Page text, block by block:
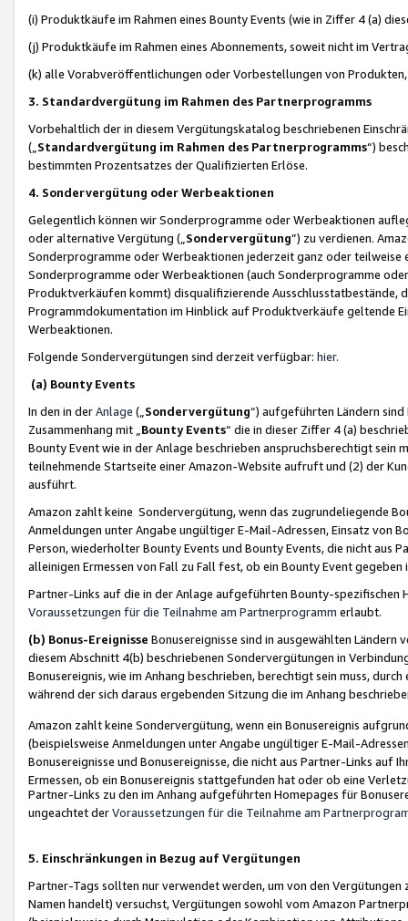
(i) Produktkäufe im Rahmen eines Bounty Events (wie in Ziffer 4 (a)
(j) Produktkäufe im Rahmen eines Abonnements, soweit nicht im
(k) alle Vorabveröffentlichungen oder Vorbestellungen von
3. Standardvergütung im Rahmen des Partnerprogramms
Vorbehaltlich der in diesem Vergütungskatalog beschriebenen
(„ Standardvergütung im Rahmen des Partnerprogramms“)
bestimmten Prozentsatzes der Qualifizierten Erlöse.
4. Sondervergütung oder Werbeaktionen
Gelegentlich können wir Sonderprogramme oder Werbeaktionen
oder alternative Vergütung („ Sondervergütung”) zu verdienen.
Sonderprogramme oder Werbeaktionen jederzeit ganz oder
Sonderprogramme oder Werbeaktionen (auch Sonderprogramme
Produktverkäufen kommt) disqualifizierende Ausschlusstatbestände,
Programmdokumentation im Hinblick auf Produktverkäufe geltende
Werbeaktionen.
Folgende Sondervergütungen sind derzeit verfügbar: hier.
(a) Bounty Events
In den in derAnlage („ Sondervergütung“) aufgeführten Ländern
Zusammenhang mit „ Bounty Events“ die in dieser Ziffer 4 (a)
Bounty Event wie in der Anlage beschrieben anspruchsberechtigt sein
teilnehmende Startseite einer Amazon-Website aufruft und (2) der
ausführt.
Amazon zahlt keine Sondervergütung, wenn das zugrundeliegende
Anmeldungen unter Angabe ungültiger E-Mail-Adressen, Einsatz von
Person, wiederholter Bounty Events und Bounty Events, die nicht
alleinigen Ermessen von Fall zu Fall fest, ob ein Bounty Event
Partner-Links auf die in der Anlage aufgeführten Bounty-spezifischen
Voraussetzungen für die Teilnahme am Partnerprogramm erlaubt.
(b) Bonus-Ereignisse Bonusereignisse sind in ausgewählten Ländern
diesem Abschnitt 4(b) beschriebenen Sondervergütungen in
Bonusereignis, wie im Anhang beschrieben, berechtigt sein muss,
während der sich daraus ergebenden Sitzung die im Anhang
Amazon zahlt keine Sondervergütung, wenn ein Bonusereignis
(beispielsweise Anmeldungen unter Angabe ungültiger E-Mail-
Bonusereignisse und Bonusereignisse, die nicht aus Partner-Links auf
Ermessen, ob ein Bonusereignis stattgefunden hat oder ob eine
Partner-Links zu den im Anhang aufgeführten Homepages für
ungeachtet derVoraussetzungen für die Teilnahme am
5. Einschränkungen in Bezug auf Vergütungen
Partner-Tags sollten nur verwendet werden, um von den
Namen handelt) versuchst, Vergütungen sowohl vom Amazon